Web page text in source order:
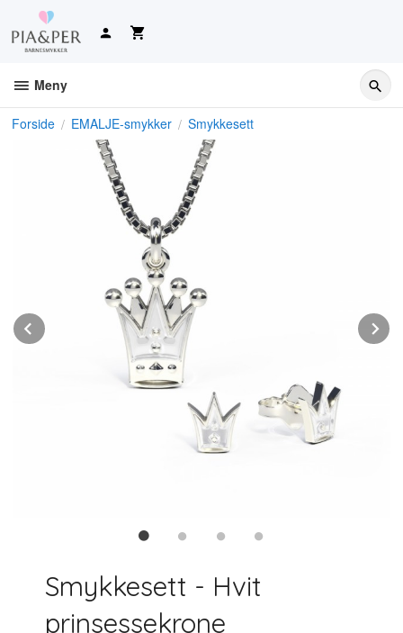
innholdet
Meny
Forside EMALJE-smykker Smykkesett
Prev
Smykkesett - Hvit
prinsessekrone